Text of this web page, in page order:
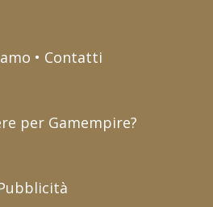
• Contatti
per Gamempire?